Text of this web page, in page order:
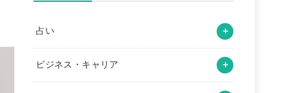
占い
ビジネス・キャリア